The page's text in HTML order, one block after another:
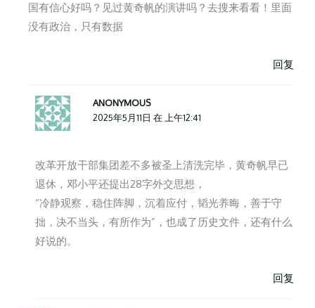
国有信心好吗？见过黄奇帆的演讲吗？去搜来看看！里面
没有政治，只有数据
回复
ANONYMOUS
2025年5月11日 在 上午12:41
改革开放干部集团差不多被圣上清洗完毕，黄奇帆早已
退休，邓小平还提出28字外交思想，
“冷静观察，稳住阵脚，沉着应付，韬光养晦，善于守
拙，决不当头，有所作为”，也成了历史文件，还有什么
好说的。
回复